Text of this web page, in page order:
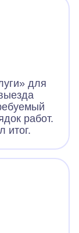
для
работ.
итог.